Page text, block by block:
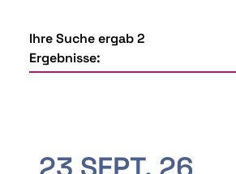
Ihre Suche ergab 2
Ergebnisse: